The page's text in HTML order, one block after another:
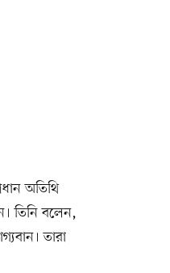
অতিথি
তিনি বলেন,
তারা